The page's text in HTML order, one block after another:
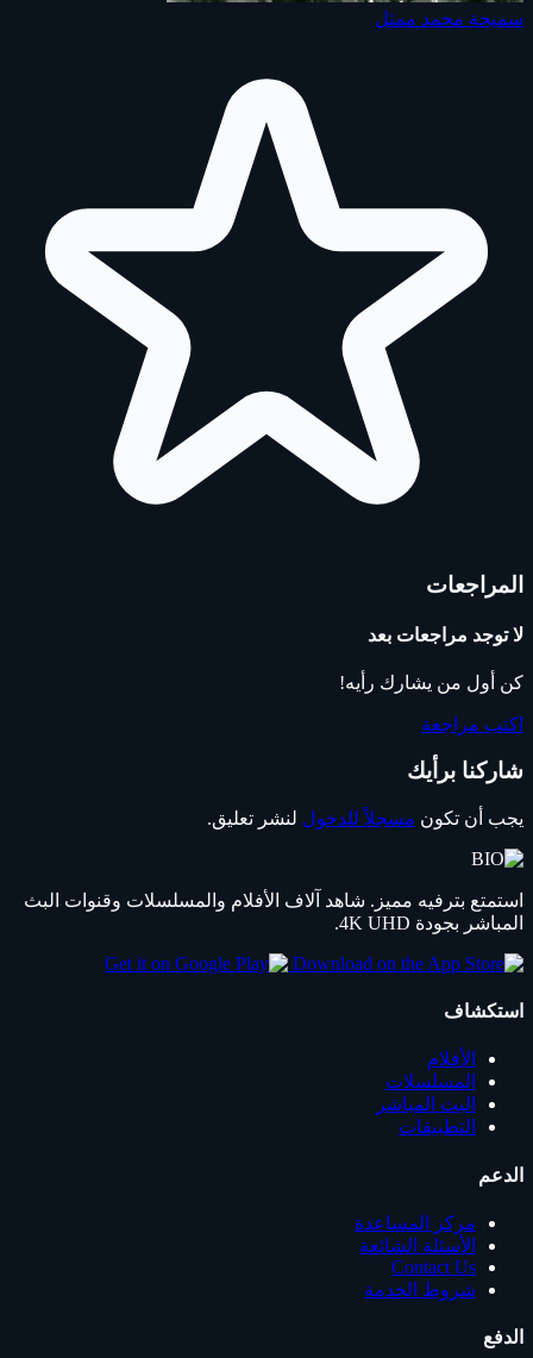
سميحة محمد ممثل
المراجعات
لا توجد مراجعات بعد
كن أول من يشارك رأيه!
اكتب مراجعة
شاركنا برأيك
يجب أن تكون مسجلاً للدخول لنشر تعليق.
استمتع بترفيه مميز. شاهد آلاف الأفلام والمسلسلات وقنوات البث
المباشر بجودة 4K UHD.
استكشاف
الأفلام
المسلسلات
البث المباشر
التطبيقات
الدعم
مركز المساعدة
الأسئلة الشائعة
Contact Us
شروط الخدمة
الدفع